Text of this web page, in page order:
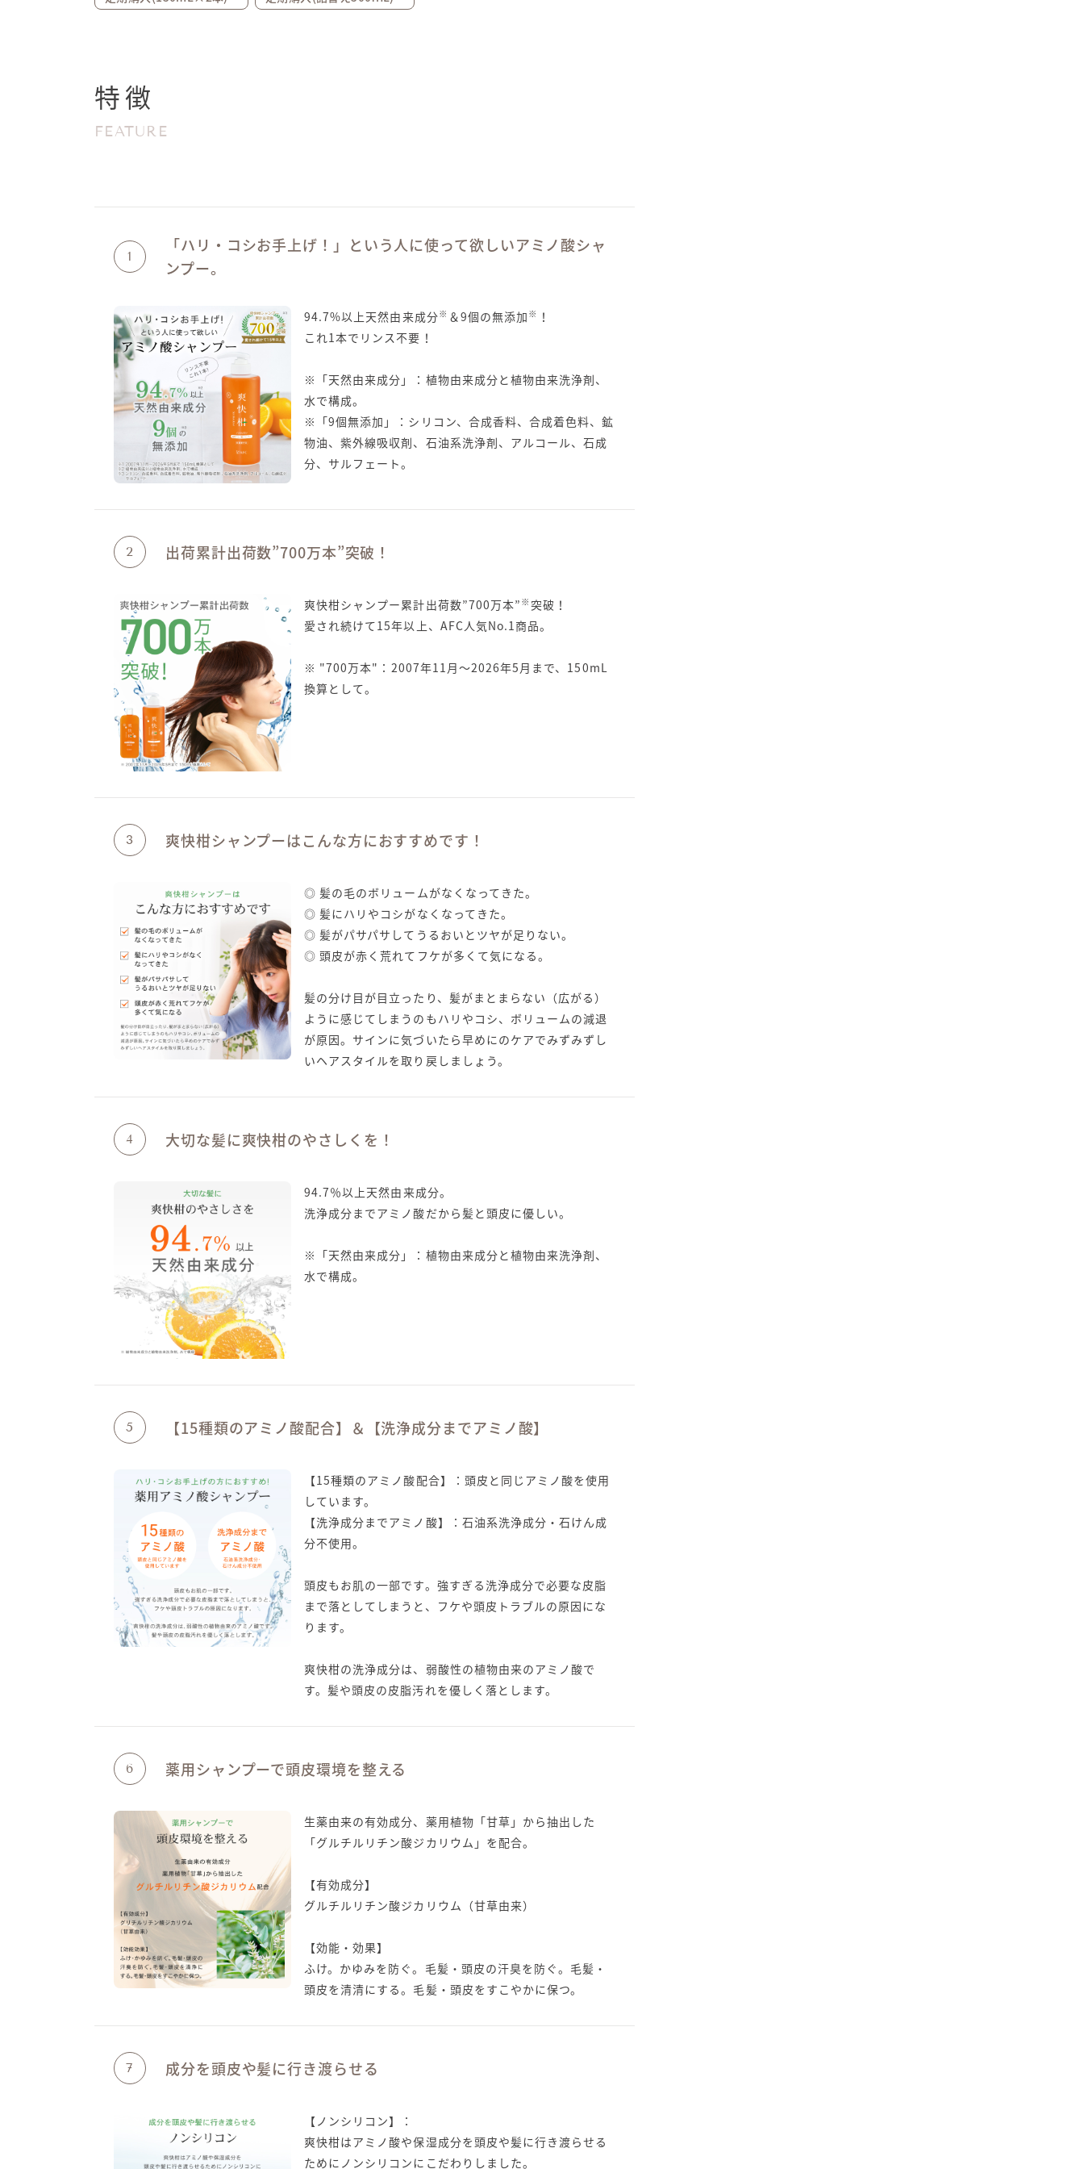
特徴
FEATURE
1
「ハリ・コシお手上げ！」という人に使って欲しいアミノ酸シャ
ンプー。
94.7%以上天然由来成分※ ＆9個の無添加 ※ ！
これ1本でリンス不要！
※「天然由来成分」：植物由来成分と植物由来洗浄剤、
水で構成。
※「9個無添加」：シリコン、合成香料、合成着色料、鉱
物油、紫外線吸収剤、石油系洗浄剤、アルコール、石成
分、サルフェート。
2 出荷累計出荷数”700万本”突破！
爽快柑シャンプー累計出荷数”700万本” ※ 突破！
愛され続けて15年以上、AFC人気No.1商品。
※ "700万本"：2007年11月〜2026年5月まで、150mL
換算として。
3 爽快柑シャンプーはこんな方におすすめです！
◎ 髪の毛のボリュームがなくなってきた。
◎ 髪にハリやコシがなくなってきた。
◎ 髪がパサパサしてうるおいとツヤが足りない。
◎ 頭皮が赤く荒れてフケが多くて気になる。
髪の分け目が目立ったり、髪がまとまらない（広がる）
ように感じてしまうのもハリやコシ、ボリュームの減退
が原因。サインに気づいたら早めにのケアでみずみずし
いヘアスタイルを取り戻しましょう。
4 大切な髪に爽快柑のやさしくを！
94.7％以上天然由来成分。
洗浄成分までアミノ酸だから髪と頭皮に優しい。
※「天然由来成分」：植物由来成分と植物由来洗浄剤、
水で構成。
5 【15種類のアミノ酸配合】＆【洗浄成分までアミノ酸】
【15種類のアミノ酸配合】：頭皮と同じアミノ酸を使用
しています。
【洗浄成分までアミノ酸】：石油系洗浄成分・石けん成
分不使用。
頭皮もお肌の一部です。強すぎる洗浄成分で必要な皮脂
まで落としてしまうと、フケや頭皮トラブルの原因にな
ります。
爽快柑の洗浄成分は、弱酸性の植物由来のアミノ酸で
す。髪や頭皮の皮脂汚れを優しく落とします。
6 薬用シャンプーで頭皮環境を整える
生薬由来の有効成分、薬用植物「甘草」から抽出した
「グルチルリチン酸ジカリウム」を配合。
【有効成分】
グルチルリチン酸ジカリウム（甘草由来）
【効能・効果】
ふけ。かゆみを防ぐ。毛髪・頭皮の汗臭を防ぐ。毛髪・
頭皮を清清にする。毛髪・頭皮をすこやかに保つ。
7 成分を頭皮や髪に行き渡らせる
【ノンシリコン】：
爽快柑はアミノ酸や保湿成分を頭皮や髪に行き渡らせる
ためにノンシリコンにこだわりしました。